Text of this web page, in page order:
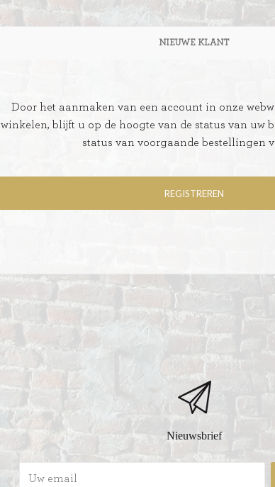
CRÈME AU BEURE
TAARTEN
ROYAL TAARTEN
NIEUWE KLANT
Door het aanmaken van een account in onze
winkelen, blijft u op de hoogte van de status van uw
status van voorgaande bestellingen
Nieuwsbrief